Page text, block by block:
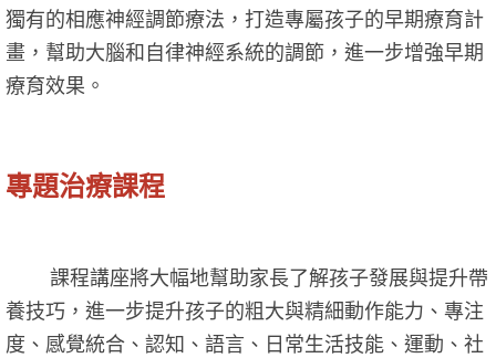
獨有的相應神經調節療法，打造專屬孩子的早期療育計
畫，幫助大腦和自律神經系統的調節，進一步增強早期
療育效果。
專題治療課程
課程講座將大幅地幫助家長了解孩子發展與提升帶
養技巧，進一步提升孩子的粗大與精細動作能力、專注
度、感覺統合、認知、語言、日常生活技能、運動、社